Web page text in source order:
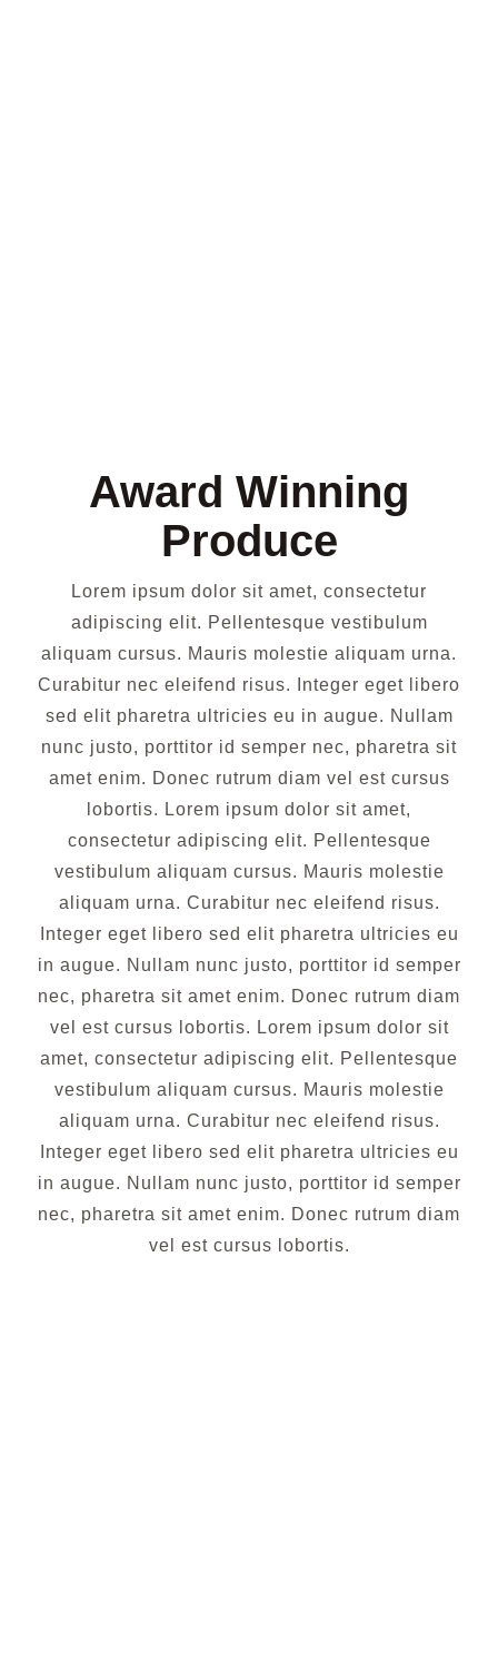
Award Winning
Produce
Lorem ipsum dolor sit amet, consectetur
adipiscing elit. Pellentesque vestibulum
aliquam cursus. Mauris molestie aliquam urna.
Curabitur nec eleifend risus. Integer eget libero
sed elit pharetra ultricies eu in augue. Nullam
nunc justo, porttitor id semper nec, pharetra sit
amet enim. Donec rutrum diam vel est cursus
lobortis. Lorem ipsum dolor sit amet,
consectetur adipiscing elit. Pellentesque
vestibulum aliquam cursus. Mauris molestie
aliquam urna. Curabitur nec eleifend risus.
Integer eget libero sed elit pharetra ultricies eu
in augue. Nullam nunc justo, porttitor id semper
nec, pharetra sit amet enim. Donec rutrum diam
vel est cursus lobortis. Lorem ipsum dolor sit
amet, consectetur adipiscing elit. Pellentesque
vestibulum aliquam cursus. Mauris molestie
aliquam urna. Curabitur nec eleifend risus.
Integer eget libero sed elit pharetra ultricies eu
in augue. Nullam nunc justo, porttitor id semper
nec, pharetra sit amet enim. Donec rutrum diam
vel est cursus lobortis.